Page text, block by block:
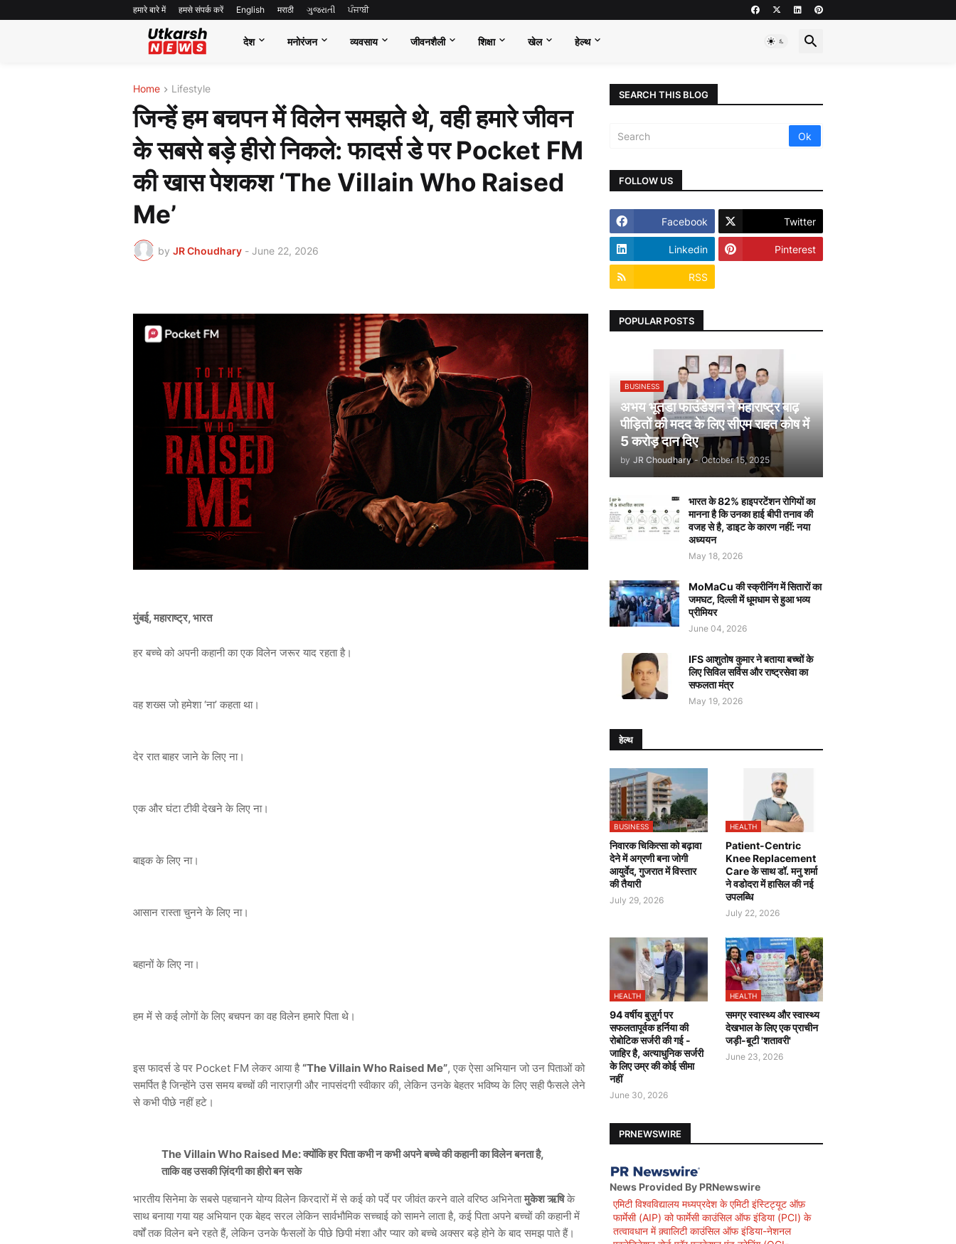
हमारे बारे में हमसे संपर्क करें English मराठी ગુજરાતી ਪੰਜਾਬੀ
देश मनोरंजन व्यवसाय जीवनशैली शिक्षा खेल हेल्थ
Home Lifestyle
जिन्हें हम बचपन में विलेन समझते थे, वही हमारे जीवन
के सबसे बड़े हीरो निकले: फादर्स डे पर Pocket FM
की खास पेशकश ‘The Villain Who Raised
Me’
by JR Choudhary - June 22, 2026
मुंबई, महाराष्ट्र, भारत
हर बच्चे को अपनी कहानी का एक विलेन जरूर याद रहता है।
वह शख्स जो हमेशा ‘ना’ कहता था।
देर रात बाहर जाने के लिए ना।
एक और घंटा टीवी देखने के लिए ना।
बाइक के लिए ना।
आसान रास्ता चुनने के लिए ना।
बहानों के लिए ना।
हम में से कई लोगों के लिए बचपन का वह विलेन हमारे पिता थे।
इस फादर्स डे पर Pocket FM लेकर आया है“The Villain Who Raised Me”, एक ऐसा अभियान जो उन पिताओं को
समर्पित है जिन्होंने उस समय बच्चों की नाराज़गी और नापसंदगी स्वीकार की, लेकिन उनके बेहतर भविष्य के लिए सही फैसले लेने
से कभी पीछे नहीं हटे।
The Villain Who Raised Me: क्योंकि हर पिता कभी न कभी अपने बच्चे की कहानी का विलेन बनता है,
ताकि वह उसकी ज़िंदगी का हीरो बन सके
भारतीय सिनेमा के सबसे पहचानने योग्य विलेन किरदारों में से कई को पर्दे पर जीवंत करने वाले वरिष्ठ अभिनेतामुकेश ऋषिके
साथ बनाया गया यह अभियान एक बेहद सरल लेकिन सार्वभौमिक सच्चाई को सामने लाता है, कई पिता अपने बच्चों की कहानी में
वर्षों तक विलेन बने रहते हैं, लेकिन उनके फैसलों के पीछे छिपी मंशा और प्यार को बच्चे अक्सर बड़े होने के बाद समझ पाते हैं।
SEARCH THIS BLOG
FOLLOW US
Facebook Twitter
Linkedin Pinterest
RSS
POPULAR POSTS
BUSINESS
अभय भूतडा फाउंडेशन ने महाराष्ट्र बाढ़
पीड़ितों की मदद के लिए सीएम राहत कोष में
5 करोड़ दान दिए
by JR Choudhary - October 15, 2025
भारत के 82% हाइपरटेंशन रोगियों का
मानना है कि उनका हाई बीपी तनाव की
वजह से है, डाइट के कारण नहीं: नया
अध्ययन
May 18, 2026
MoMaCu की स्क्रीनिंग में सितारों का
जमघट, दिल्ली में धूमधाम से हुआ भव्य
प्रीमियर
June 04, 2026
IFS आशुतोष कुमार ने बताया बच्चों के
लिए सिविल सर्विस और राष्ट्रसेवा का
सफलता मंत्र
May 19, 2026
हेल्थ
BUSINESS
निवारक चिकित्सा को बढ़ावा
देने में अग्रणी बना जोगी
आयुर्वेद, गुजरात में विस्तार
की तैयारी
July 29, 2026
HEALTH
Patient-Centric
Knee Replacement
Care के साथ डॉ. मनु शर्मा
ने वडोदरा में हासिल की नई
उपलब्धि
July 22, 2026
HEALTH
94 वर्षीय बुज़ुर्ग पर
सफलतापूर्वक हर्निया की
रोबोटिक सर्जरी की गई -
जाहिर है, अत्याधुनिक सर्जरी
के लिए उम्र की कोई सीमा
नहीं
June 30, 2026
HEALTH
समग्र स्वास्थ्य और स्वास्थ्य
देखभाल के लिए एक प्राचीन
जड़ी-बूटी 'शतावरी'
June 23, 2026
PRNEWSWIRE
News Provided By PRNewswire
एमिटी विश्वविद्यालय मध्यप्रदेश के एमिटी इंस्टिट्यूट ऑफ़
फार्मेसी (AIP) को फार्मेसी काउंसिल ऑफ इंडिया (PCI) के
तत्वावधान में क़्वालिटी काउंसिल ऑफ इंडिया-नेशनल